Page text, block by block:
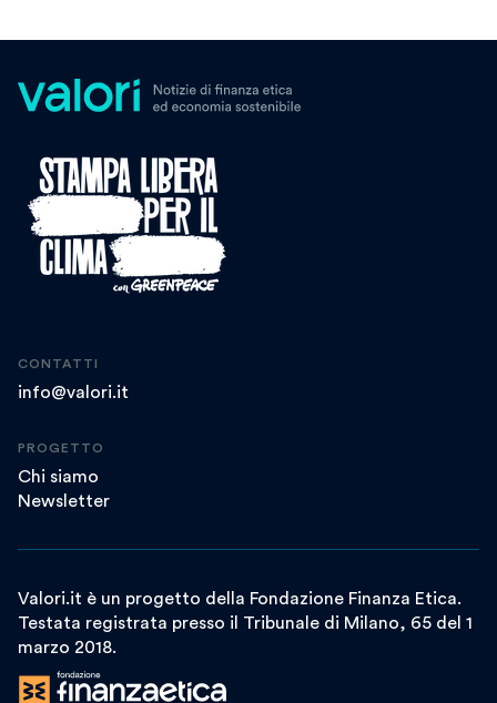
CONTATTI
info@valori.it
PROGETTO
Chi siamo
Newsletter
Valori.it è un progetto della Fondazione Finanza Etica.
Testata registrata presso il Tribunale di Milano, 65 del 1
marzo 2018.